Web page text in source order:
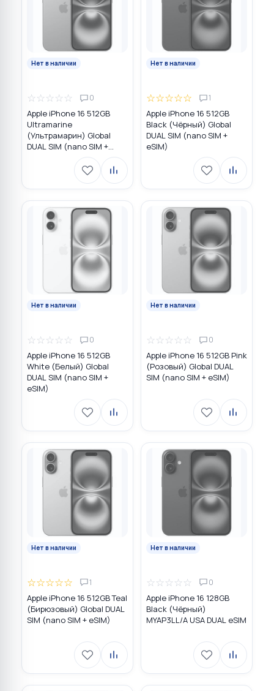
Нет в наличии
☆☆☆☆☆ 0
Apple iPhone 16 512GB
Ultramarine
(Ультрамарин) Global
DUAL SIM (nano SIM +
Нет в наличии
☆☆☆☆☆ 1
Apple iPhone 16 512GB
Black (Чёрный) Global
DUAL SIM (nano SIM +
eSIM)
Нет в наличии
☆☆☆☆☆ 0
Apple iPhone 16 512GB
White (Белый) Global
DUAL SIM (nano SIM +
eSIM)
Нет в наличии
☆☆☆☆☆ 0
Apple iPhone 16 512GB Pink
(Розовый) Global DUAL
SIM (nano SIM + eSIM)
Нет в наличии
☆☆☆☆☆ 1
Apple iPhone 16 512GB Teal
(Бирюзовый) Global DUAL
SIM (nano SIM + eSIM)
Нет в наличии
☆☆☆☆☆ 0
Apple iPhone 16 128GB
Black (Чёрный)
MYAP3LL/A USA DUAL eSIM